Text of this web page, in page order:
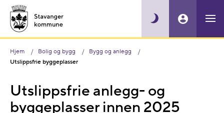
Hjem Bolig og bygg
Bygg og anlegg
Utslippsfrie byggeplasser
Utslippsfrie anlegg- og
byggeplasser innen 2025